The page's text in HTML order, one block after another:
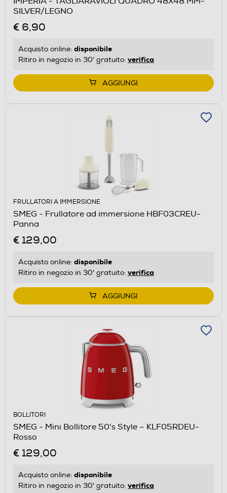
SILVER/LEGNO
€ 6,90
Acquisto online: disponibile
Ritiro in negozio in 30' gratuito: verifica
AGGIUNGI
FRULLATORI A IMMERSIONE
SMEG - Frullatore ad immersione HBF03CREU-
Panna
€ 129,00
Acquisto online: disponibile
Ritiro in negozio in 30' gratuito: verifica
AGGIUNGI
BOLLITORI
SMEG - Mini Bollitore 50's Style – KLF05RDEU-
Rosso
€ 129,00
Acquisto online: disponibile
Ritiro in negozio in 30' gratuito: verifica